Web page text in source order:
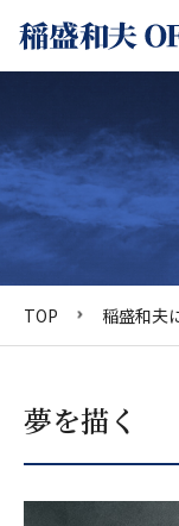
TOP 稲盛和夫
夢を描く